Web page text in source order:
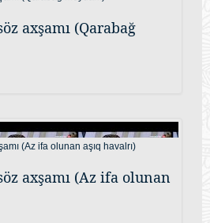
axşamı (Qarabağ
axşamı (Az ifa olunan